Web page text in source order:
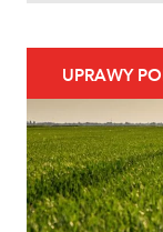
Uprawy
Ochrona
zabiegów,
ochrony
UPRAWY